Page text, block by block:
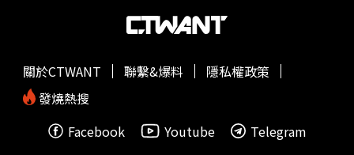
期也出現大量且重複的投資詐騙廣告投放，並在使用者點擊
廣告連結後出現名人進行詐騙，Watchmen社群冒名廣告研
仁勳、謝金河、鄭弘儀、吳淡如等都是詐騙冒名的對象，同
時假求職、借貸廣告、補助等也都是詐騙的手法之一，包含
遭冒名。台北市出版公會也表示，臉書FB與IG等社群媒體
關於CTWANT 聯繫&爆料
隱私權政策
發燒熱搜
Facebook
Youtube Telegram